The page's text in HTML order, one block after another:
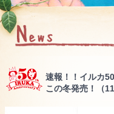
速報！！イルカ
この冬発売！（